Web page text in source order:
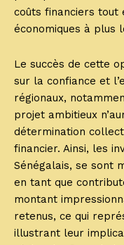
coûts financiers tout
économiques à plus
Le succès de cette
sur la confiance et
régionaux,
projet ambitieux
détermination
financier. Ainsi, les
Sénégalais, se sont
en tant que
montant
retenus, ce qui
illustrant leur